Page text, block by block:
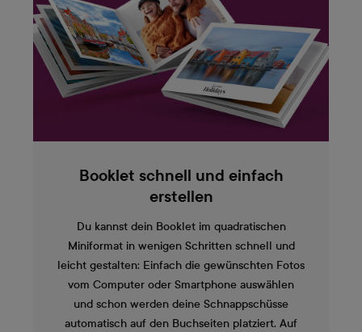
Booklet schnell und einfach
erstellen
Du kannst dein Booklet im quadratischen
Miniformat in wenigen Schritten schnell und
leicht gestalten: Einfach die gewünschten Fotos
vom Computer oder Smartphone auswählen
und schon werden deine Schnappschüsse
automatisch auf den Buchseiten platziert. Auf